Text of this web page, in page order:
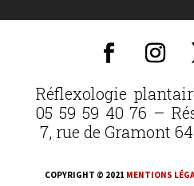
Réflexologie
05 59 59 40 76 –
7, rue de Gramont
COPYRIGHT © 2021 MENTIONS